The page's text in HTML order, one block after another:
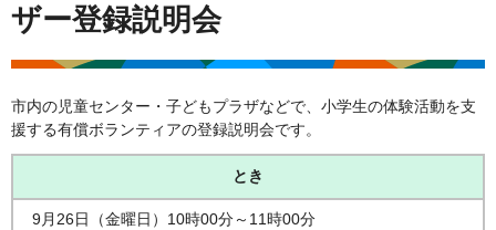
ザー登録説明会
市内の児童センター・子どもプラザなどで、小学生の体験活動を支
援する有償ボランティアの登録説明会です。
とき
9月26日（金曜日）10時00分～11時00分